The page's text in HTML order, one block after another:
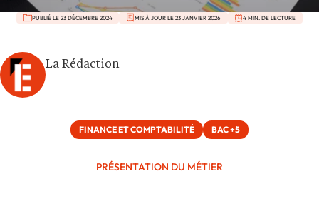
PUBLIÉ LE 23 DÉCEMBRE 2024 MIS À JOUR LE 23 JANVIER 2026 4 MIN. DE LECTURE
La Rédaction
FINANCE ET COMPTABILITÉ BAC +5
PRÉSENTATION DU MÉTIER